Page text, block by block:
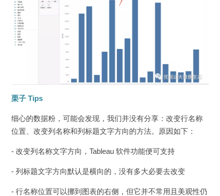
栗子 Tips
细心的数据粉，可能会发现，我们并没有分享：改变行名称
位置、改变列名称和列标题文字方向的方法。原因如下：
- 改变列名称文字方向，Tableau 软件功能便可支持
- 列标题文字方向默认是横向的，没有多大必要去改变
- 行名称位置可以挪到图表的右侧，但它并不常用且美观性仍